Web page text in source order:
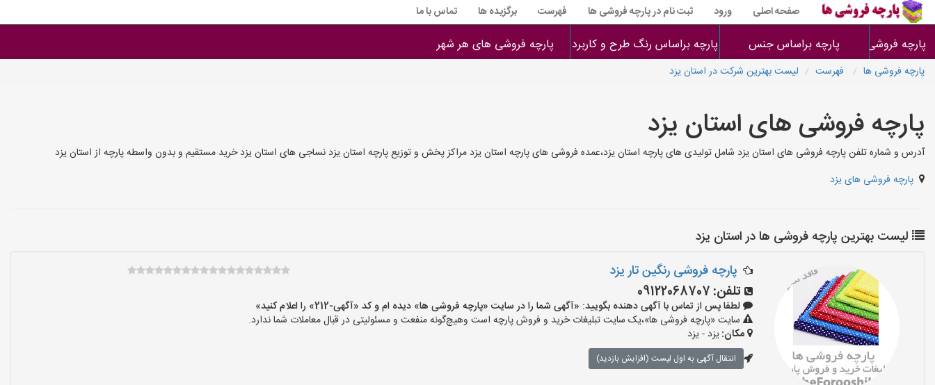
صفحه اصلی ورود ثبت نام در پارچه فروشی ها فهرست برگزیده ها تماس با ما
پارچه فروشی ها پارچه براساس جنس پارچه براساس رنگ طرح و کاربرد پارچه فروشی های هر شهر
پارچه فروشی ها فهرست لیست بهترین شرکت در استان یزد
پارچه فروشی های استان یزد
آدرس و شماره تلفن پارچه فروشی های استان یزد شامل تولیدی های پارچه استان یزد،عمده فروشی های پارچه استان یزد مراکز پخش و توزیع پارچه استان یزد نساجی های استان یزد خرید مستقیم و بدون واسطه پارچه از استان یزد
پارچه فروشی های یزد
لیست بهترین پارچه فروشی ها در استان یزد
پارچه فروشی رنگین تار یزد
تلفن: 09122068707
لطفا پس از تماس با آگهی دهنده بگویید: «آگهی شما را در سایت «پارچه فروشی ها» دیده ام و کد «آگهی-212» را اعلام کنید»
سایت «پارچه فروشی ها»،یک سایت تبلیغات خرید و فروش پارچه است وهیچ‌گونه منفعت و مسئولیتی در قبال معاملات شما ندارد.
مکان:یزد - یزد
انتقال آگهی به اول لیست (افزایش بازدید)